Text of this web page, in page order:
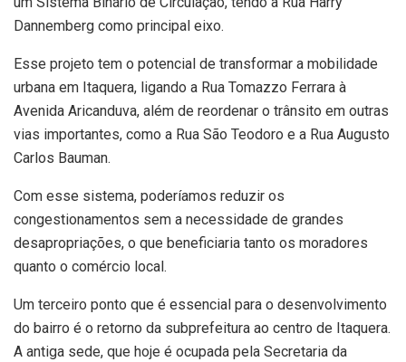
Dannemberg como principal eixo.
Esse projeto tem o potencial de transformar a mobilidade
urbana em Itaquera, ligando a Rua Tomazzo Ferrara à
Avenida Aricanduva, além de reordenar o trânsito em outras
vias importantes, como a Rua São Teodoro e a Rua Augusto
Carlos Bauman.
Com esse sistema, poderíamos reduzir os
congestionamentos sem a necessidade de grandes
desapropriações, o que beneficiaria tanto os moradores
quanto o comércio local.
Um terceiro ponto que é essencial para o desenvolvimento
do bairro é o retorno da subprefeitura ao centro de Itaquera.
A antiga sede, que hoje é ocupada pela Secretaria da